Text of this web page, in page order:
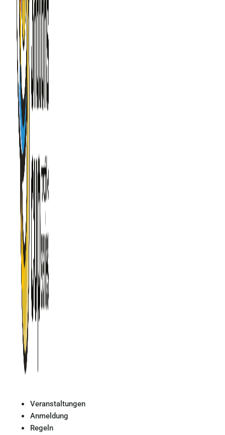
Veranstaltungen
Anmeldung
Regeln